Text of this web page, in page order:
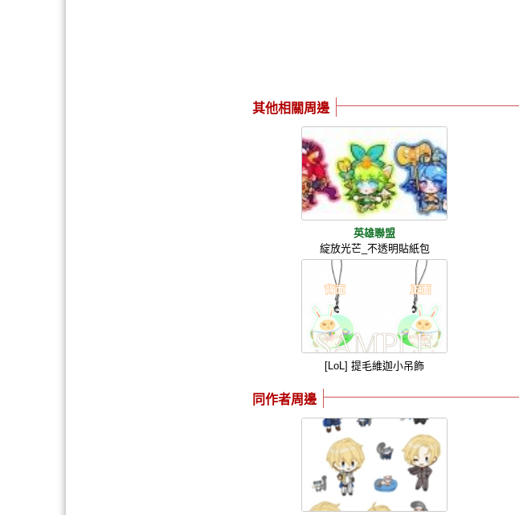
其他相關周邊
英雄聯盟
綻放光芒_不透明貼紙包
[LoL] 提毛維迦小吊飾
同作者周邊